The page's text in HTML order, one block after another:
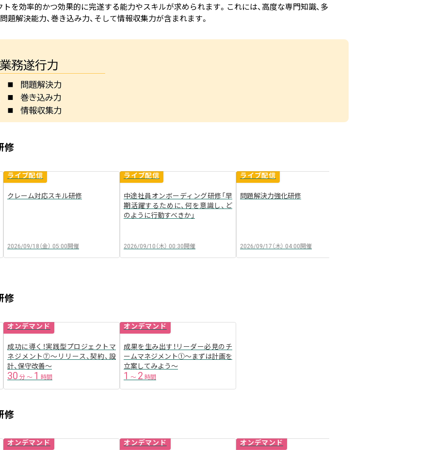
を効率的かつ効果的に完遂する能力やスキルが求められます。これには、高度な専門知識、多
題解決能力、巻き込み力、そして情報収集力が含まれます。
修
ライブ配信
クレーム対応スキル研修
2026/09/18（金） 05:00 開催
ライブ配信
中途社員オンボーディング研修「早
期活躍するために、何を意識し、ど
のように行動すべきか」
2026/09/10（木） 00:30 開催
ライブ配信
問題解決力強化研修
2026/09/17（木） 04:00 開催
修
オンデマンド
成功に導く！実践型プロジェクトマ
ネジメント⑦〜リリース、契約、設
計、保守改善〜
30 分 〜 1 時間
オンデマンド
成果を生み出す！リーダー必見のチ
ームマネジメント①〜まずは計画を
立案してみよう〜
1 〜 2 時間
修
オンデマンド オンデマンド オンデマンド